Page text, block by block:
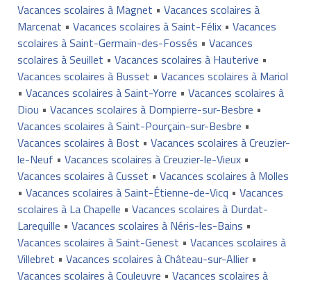
Vacances scolaires à Magnet • Vacances scolaires à
Marcenat • Vacances scolaires à Saint-Félix• Vacances
scolaires à Saint-Germain-des-Fossés • Vacances
scolaires à Seuillet • Vacances scolaires à Hauterive •
Vacances scolaires à Busset • Vacances scolaires à Mariol
• Vacances scolaires à Saint-Yorre • Vacances scolaires à
Diou • Vacances scolaires à Dompierre-sur-Besbre •
Vacances scolaires à Saint-Pourçain-sur-Besbre •
Vacances scolaires à Bost • Vacances scolaires à Creuzier-
le-Neuf • Vacances scolaires à Creuzier-le-Vieux•
Vacances scolaires à Cusset • Vacances scolaires à Molles
• Vacances scolaires à Saint-Étienne-de-Vicq • Vacances
scolaires à La Chapelle • Vacances scolaires à Durdat-
Larequille • Vacances scolaires à Néris-les-Bains •
Vacances scolaires à Saint-Genest • Vacances scolaires à
Villebret • Vacances scolaires à Château-sur-Allier•
Vacances scolaires à Couleuvre • Vacances scolaires à